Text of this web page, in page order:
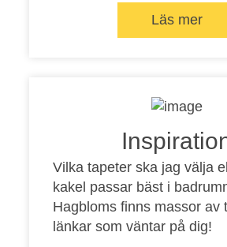
Läs mer
Vilka tapeter ska jag välja
kakel passar bäst i
Hagbloms finns massor av
länkar som väntar på dig!